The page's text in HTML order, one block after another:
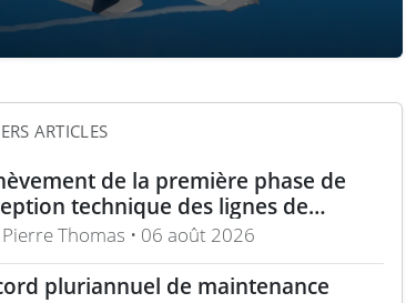
ARTICLES
de la première phase de
technique des lignes de
d’armement gros calibre
Thomas • 06 août 2026
pluriannuel de maintenance